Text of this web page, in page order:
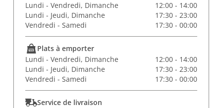
Lundi - Vendredi, Dimanche
12:00 - 14:00
Lundi - Jeudi, Dimanche
17:30 - 23:00
Vendredi - Samedi
17:30 - 00:00
Plats à emporter
Lundi - Vendredi, Dimanche
12:00 - 14:00
Lundi - Jeudi, Dimanche
17:30 - 23:00
Vendredi - Samedi
17:30 - 00:00
Service de livraison